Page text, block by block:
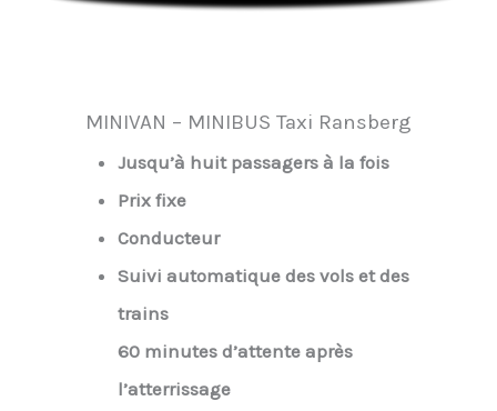
MINIVAN – MINIBUS Taxi Ransberg
Jusqu’à huit passagers à la fois
Prix fixe
Conducteur
Suivi automatique des vols et des
trains
60 minutes d’attente après
l’atterrissage